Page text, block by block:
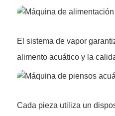
El sistema de vapor
alimento acuático y la
Cada pieza utiliza un